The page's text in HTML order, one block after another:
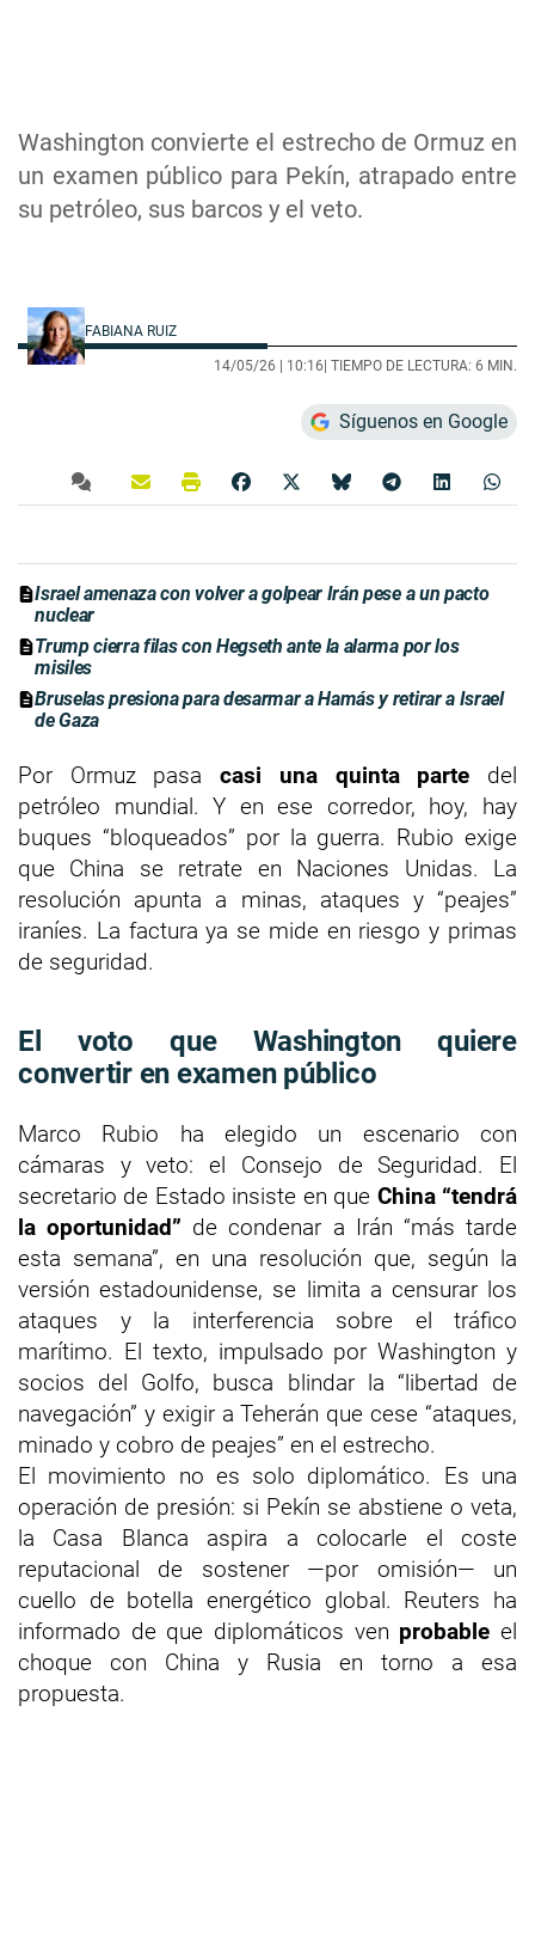
Washington convierte el estrecho de Ormuz en
un examen público para Pekín, atrapado entre
su petróleo, sus barcos y el veto.
FABIANA RUIZ
14/05/26 | 10:16| TIEMPO DE LECTURA: 6 MIN.
Síguenos en Google
Israel amenaza con volver a golpear Irán pese a un pacto
nuclear
Trump cierra filas con Hegseth ante la alarma por los
misiles
Bruselas presiona para desarmar a Hamás y retirar a Israel
de Gaza
Por Ormuz pasacasi una quinta parte del
petróleo mundial. Y en ese corredor, hoy, hay
buques “bloqueados” por la guerra. Rubio exige
que China se retrate en Naciones Unidas. La
resolución apunta a minas, ataques y “peajes”
iraníes. La factura ya se mide en riesgo y primas
de seguridad.
El voto que Washington quiere
convertir en examen público
Marco Rubio ha elegido un escenario con
cámaras y veto: el Consejo de Seguridad. El
secretario de Estado insiste en que China “tendrá
la oportunidad” de condenar a Irán “más tarde
esta semana”, en una resolución que, según la
versión estadounidense, se limita a censurar los
ataques y la interferencia sobre el tráfico
marítimo. El texto, impulsado por Washington y
socios del Golfo, busca blindar la “libertad de
navegación” y exigir a Teherán que cese “ataques,
minado y cobro de peajes” en el estrecho.
El movimiento no es solo diplomático. Es una
operación de presión: si Pekín se abstiene o veta,
la Casa Blanca aspira a colocarle el coste
reputacional de sostener —por omisión— un
cuello de botella energético global. Reuters ha
informado de que diplomáticos ven probable el
choque con China y Rusia en torno a esa
propuesta.